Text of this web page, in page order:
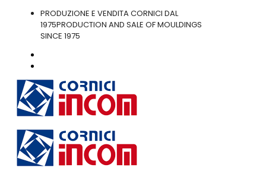
PRODUZIONE E VENDITA CORNICI DAL
1975PRODUCTION AND SALE OF MOULDINGS
SINCE 1975